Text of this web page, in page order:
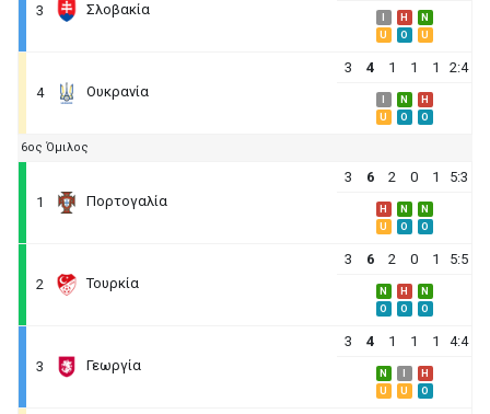
3 Σλοβακία H
N
U
O U
4 Ουκρανία
3 4 1 1 1 2:4
N
H
U
O O
6ος Όμιλος
1 Πορτογαλία
3 6 2 0 1 5:3
H N
N
U
O O
2 Τουρκία
3 6 2 0 1 5:5
N H
N
O
O O
3 Γεωργία
3 4 1 1 1 4:4
N
H
U
U O